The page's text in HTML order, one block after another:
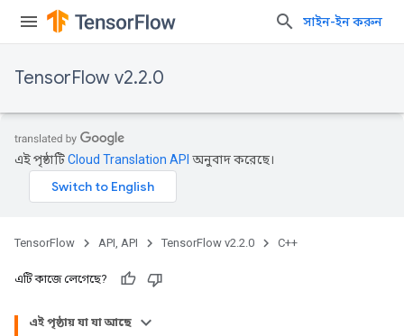
সাইন-ইন করুন
TensorFlow v2.2.0
এই পৃষ্ঠাটিCloud Translation API অনুবাদ করেছে।
TensorFlow API, API TensorFlow v2.2.0 C++
এটি কাজে লেগেছে?
এই পৃষ্ঠায় যা যা আছে